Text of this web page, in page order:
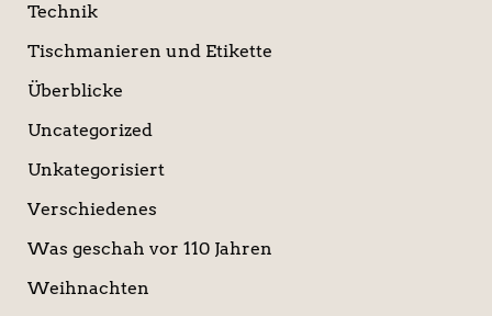
Technik
Tischmanieren und Etikette
Überblicke
Uncategorized
Unkategorisiert
Verschiedenes
Was geschah vor 110 Jahren
Weihnachten